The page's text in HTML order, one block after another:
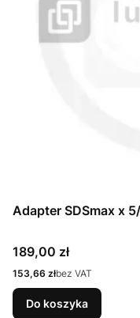
Adapter SDSmax x
Cena
189,00 zł
Cena
153,66 złbez VAT
Do koszyka